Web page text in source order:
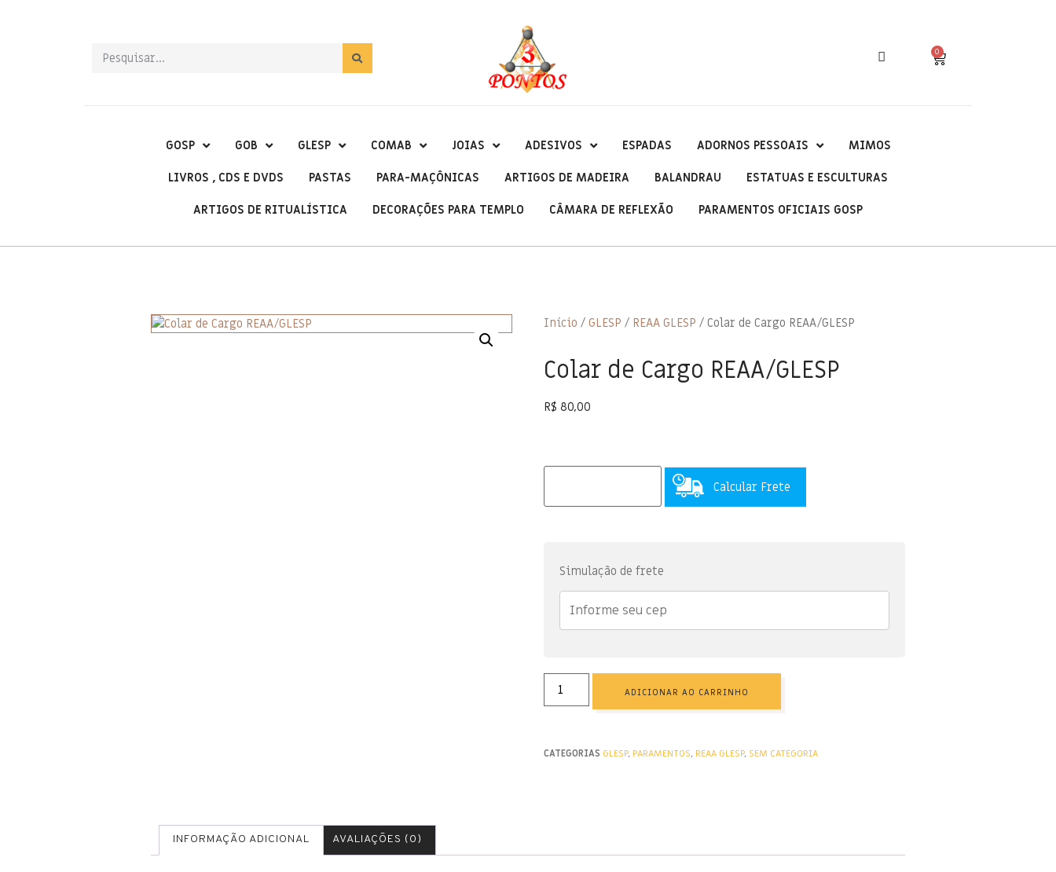
0
GOSP GOB GLESP COMAB JOIAS ADESIVOS ESPADAS ADORNOS PESSOAIS MIMOS
LIVROS , CDS E DVDS PASTAS PARA-MAÇÔNICAS ARTIGOS DE MADEIRA BALANDRAU ESTATUAS E ESCULTURAS
ARTIGOS DE RITUALÍSTICA DECORAÇÕES PARA TEMPLO CÂMARA DE REFLEXÃO PARAMENTOS OFICIAIS GOSP
Início / GLESP / REAA GLESP / Colar de Cargo REAA/GLESP
Colar de Cargo REAA/GLESP
R$ 80,00
Calcular Frete
Simulação de frete
ADICIONAR AO CARRINHO
CATEGORIAS GLESP, PARAMENTOS, REAA GLESP, SEM CATEGORIA
INFORMAÇÃO ADICIONAL AVALIAÇÕES (0)